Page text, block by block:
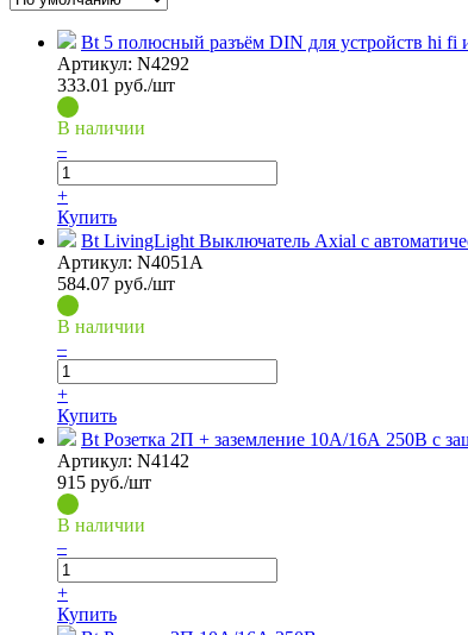
Bt 5 полюсный разъём DIN для устройств hi fi
Артикул: N4292
333.01 руб./шт
В наличии
–
+
Купить
Bt LivingLight Выключатель Axial с
Артикул: N4051A
584.07 руб./шт
В наличии
–
+
Купить
Bt Розетка 2П + заземление 10А/16А 250В с
Артикул: N4142
915 руб./шт
В наличии
–
+
Купить